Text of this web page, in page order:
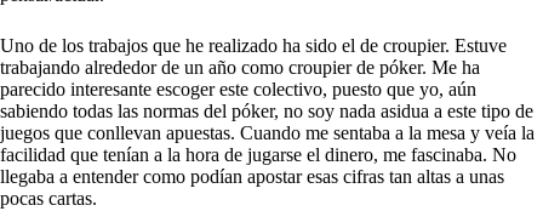
Uno de los trabajos que he realizado ha sido el de croupier. Estuve
trabajando alrededor de un año como croupier de póker. Me ha
parecido interesante escoger este colectivo, puesto que yo, aún
sabiendo todas las normas del póker, no soy nada asidua a este tipo de
juegos que conllevan apuestas. Cuando me sentaba a la mesa y veía la
facilidad que tenían a la hora de jugarse el dinero, me fascinaba. No
llegaba a entender como podían apostar esas cifras tan altas a unas
pocas cartas.